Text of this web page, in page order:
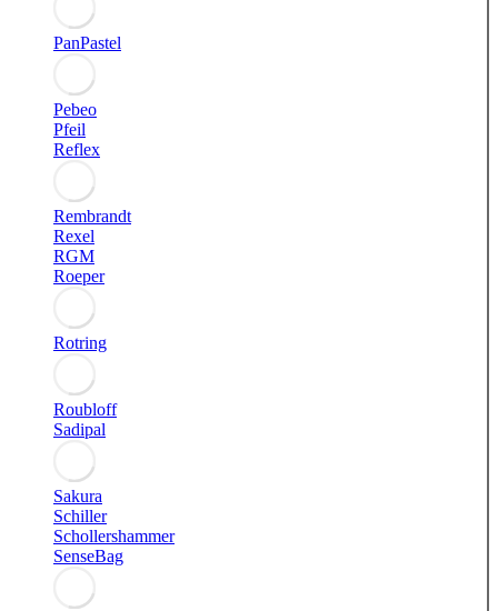
PanPastel
Pebeo
Pfeil
Reflex
Rembrandt
Rexel
RGM
Roeper
Rotring
Roubloff
Sadipal
Sakura
Schiller
Schollershammer
SenseBag